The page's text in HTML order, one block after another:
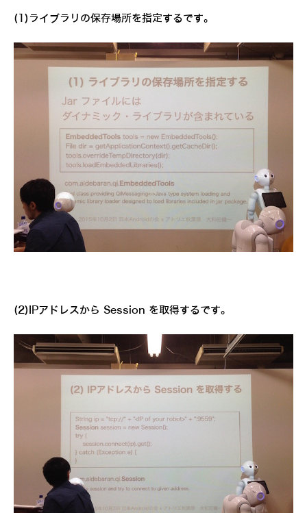
(1)ライブラリの保存場所を指定するです。
(2)IPアドレスから Session を取得するです。